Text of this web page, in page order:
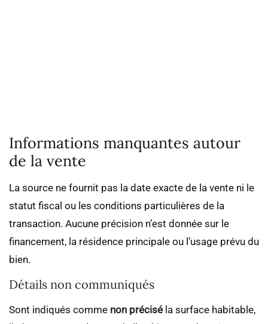
Informations manquantes autour
de la vente
La source ne fournit pas la date exacte de la vente ni le
statut fiscal ou les conditions particulières de la
transaction. Aucune précision n’est donnée sur le
financement, la résidence principale ou l’usage prévu du
bien.
Détails non communiqués
Sont indiqués comme non précisé la surface habitable,